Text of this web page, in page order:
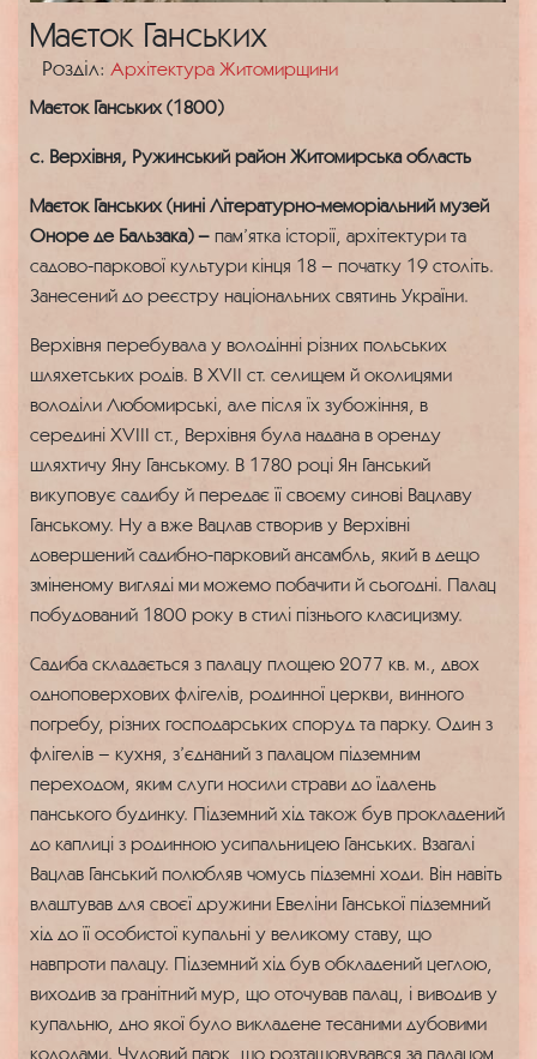
Маєток Ганських
Розділ: Архітектура Житомирщини
Маєток Ганських (1800)
с. Верхівня, Ружинський район Житомирська область
Маєток Ганських (нині Літературно-меморіальний музей
Оноре де Бальзака) – пам’ятка історії, архітектури та
садово-паркової культури кінця 18 – початку 19 століть.
Занесений до реєстру національних святинь України.
Верхівня перебувала у володінні різних польських
шляхетських родів. В XVII ст. селищем й околицями
володіли Любомирські, але після їх зубожіння, в
середині XVIII ст., Верхівня була надана в оренду
шляхтичу Яну Ганському. В 1780 році Ян Ганський
викуповує садибу й передає її своєму синові Вацлаву
Ганському. Ну а вже Вацлав створив у Верхівні
довершений садибно-парковий ансамбль, який в дещо
зміненому вигляді ми можемо побачити й сьогодні. Палац
побудований 1800 року в стилі пізнього класицизму.
Садиба складається з палацу площею 2077 кв. м., двох
одноповерхових флігелів, родинної церкви, винного
погребу, різних господарських споруд та парку. Один з
флігелів – кухня, з’єднаний з палацом підземним
переходом, яким слуги носили страви до їдалень
панського будинку. Підземний хід також був прокладений
до каплиці з родинною усипальницею Ганських. Взагалі
Вацлав Ганський полюбляв чомусь підземні ходи. Він навіть
влаштував для своєї дружини Евеліни Ганської підземний
хід до її особистої купальні у великому ставу, що
навпроти палацу. Підземний хід був обкладений цеглою,
виходив за гранітний мур, що оточував палац, і виводив у
купальню, дно якої було викладене тесаними дубовими
колодами. Чудовий парк, що розташовувався за палацом,